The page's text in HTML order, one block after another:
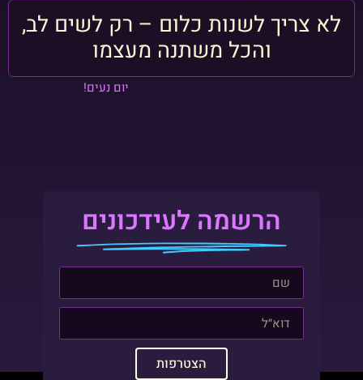
לא צריך לשנות כלום – רק לשים לב,
והכל משתנה מעצמו
יום נעים!
הרשמה לעידכונים
הצטרפות